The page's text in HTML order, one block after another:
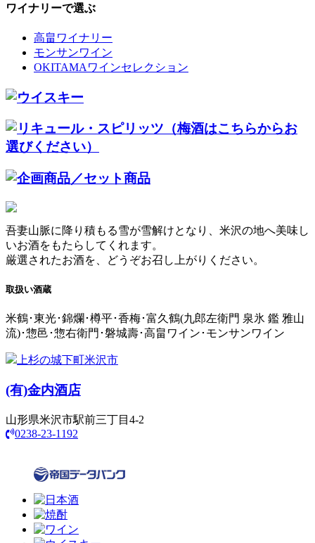
ワイナリーで選ぶ
高畠ワイナリー
モンサンワイン
OKITAMAワインセレクション
吾妻山脈に降り積もる雪が雪解けとなり、米沢の地へ美味し
いお酒をもたらしてくれます。
厳選されたお酒を、どうぞお召し上がりください。
取扱い酒蔵
米鶴･東光･錦爛･樽平･香梅･富久鶴(九郎左衛門 泉氷 鑑 雅山
流)･惣邑･惣右衛門･磐城壽･高畠ワイン･モンサンワイン
上杉の城下町米沢市
(有)金内酒店
山形県米沢市駅前三丁目4-2
0238-23-1192